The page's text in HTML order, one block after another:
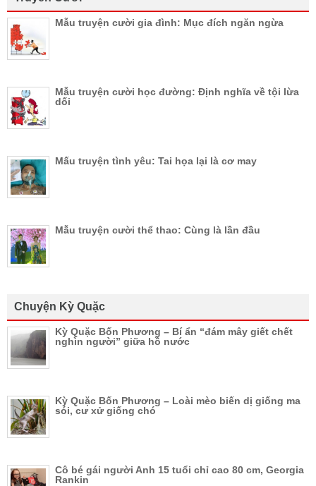
Mẫu truyện cười gia đình: Mục đích ngăn ngừa
Mẫu truyện cười học đường: Định nghĩa về tội lừa
dối
Mấu truyện tình yêu: Tai họa lại là cơ may
Mẫu truyện cười thể thao: Cùng là lần đầu
Chuyện Kỳ Quặc
Kỳ Quặc Bốn Phương – Bí ẩn “đám mây giết chết
nghìn người” giữa hồ nước
Kỳ Quặc Bốn Phương – Loài mèo biến dị giống ma
sói, cư xử giống chó
Cô bé gái người Anh 15 tuổi chỉ cao 80 cm, Georgia
Rankin